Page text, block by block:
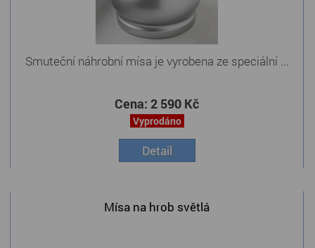
Smuteční náhrobní mísa je vyrobena ze speciální ...
Cena: 2 590 Kč
Vyprodáno
Detail
Mísa na hrob světlá